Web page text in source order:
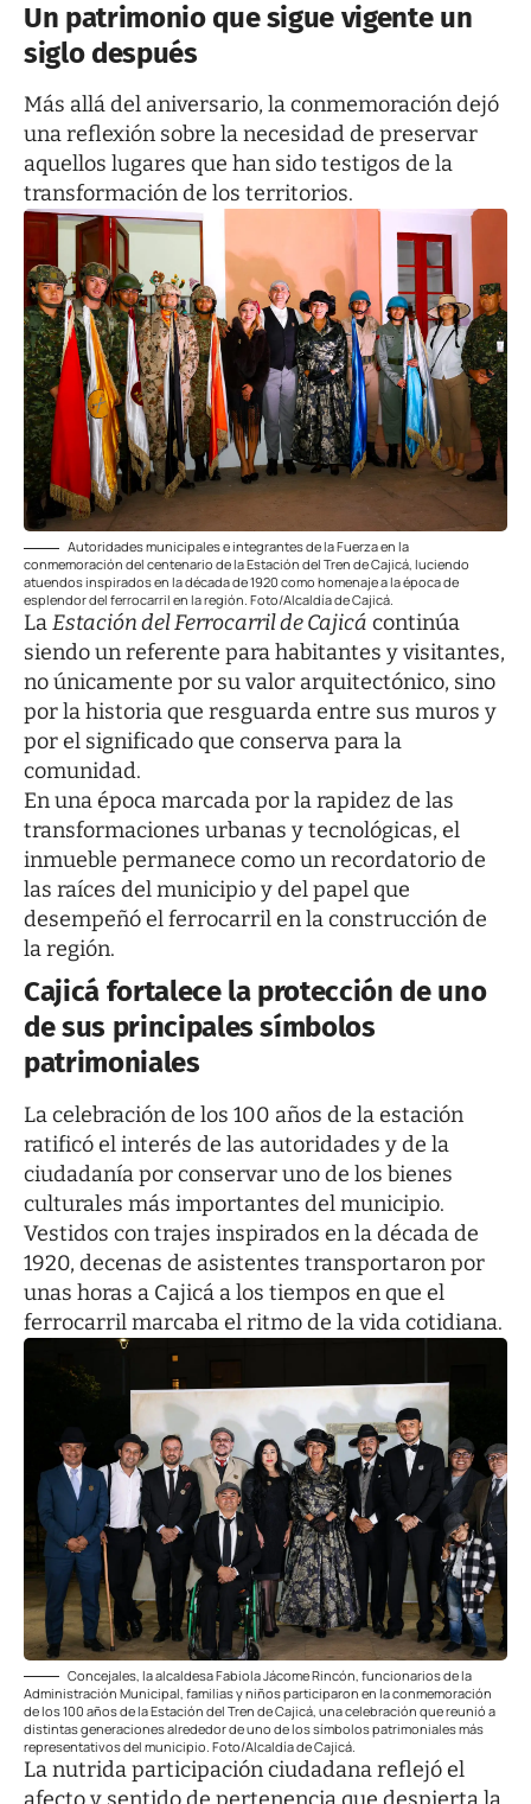
Un patrimonio que sigue vigente un
siglo después
Más allá del aniversario, la conmemoración dejó
una reflexión sobre la necesidad de preservar
aquellos lugares que han sido testigos de la
transformación de los territorios.
Autoridades municipales e integrantes de la Fuerza en la
conmemoración del centenario de la Estación del Tren de Cajicá, luciendo
atuendos inspirados en la década de 1920 como homenaje a la época de
esplendor del ferrocarril en la región. Foto/Alcaldía de Cajicá.
LaEstación del Ferrocarril de Cajicá continúa
siendo un referente para habitantes y visitantes,
no únicamente por su valor arquitectónico, sino
por la historia que resguarda entre sus muros y
por el significado que conserva para la
comunidad.
En una época marcada por la rapidez de las
transformaciones urbanas y tecnológicas, el
inmueble permanece como un recordatorio de
las raíces del municipio y del papel que
desempeñó el ferrocarril en la construcción de
la región.
Cajicá fortalece la protección de uno
de sus principales símbolos
patrimoniales
La celebración de los 100 años de la estación
ratificó el interés de las autoridades y de la
ciudadanía por conservar uno de los bienes
culturales más importantes del municipio.
Vestidos con trajes inspirados en la década de
1920, decenas de asistentes transportaron por
unas horas a Cajicá a los tiempos en que el
ferrocarril marcaba el ritmo de la vida cotidiana.
Concejales, la alcaldesa Fabiola Jácome Rincón, funcionarios de la
Administración Municipal, familias y niños participaron en la conmemoración
de los 100 años de la Estación del Tren de Cajicá, una celebración que reunió a
distintas generaciones alrededor de uno de los símbolos patrimoniales más
representativos del municipio. Foto/Alcaldía de Cajicá.
La nutrida participación ciudadana reflejó el
afecto y sentido de pertenencia que despierta la